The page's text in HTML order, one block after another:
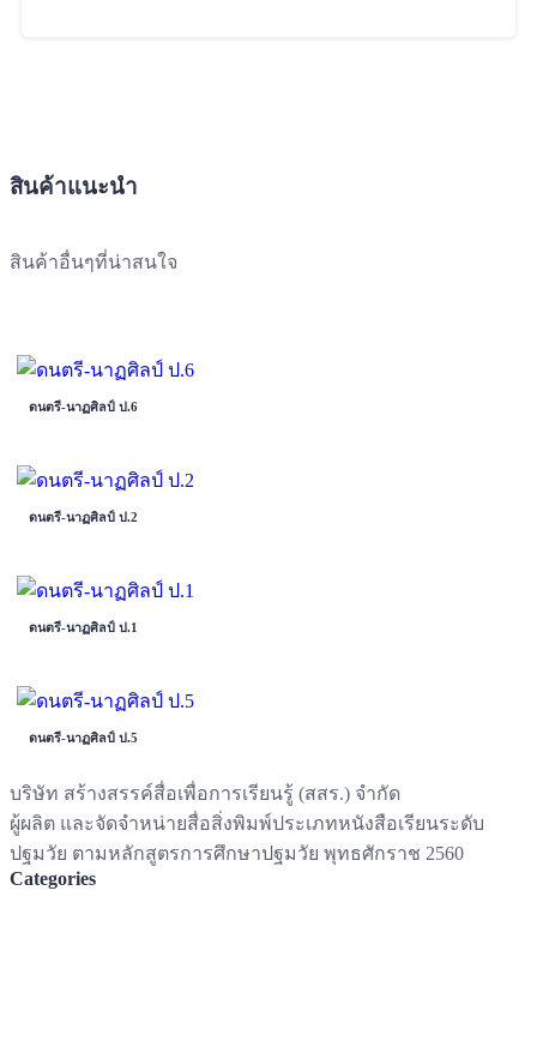
สินค้าแนะนำ
สินค้าอื่นๆที่น่าสนใจ
ดนตรี-นาฏศิลป์ ป.6
ดนตรี-นาฏศิลป์ ป.2
ดนตรี-นาฏศิลป์ ป.1
ดนตรี-นาฏศิลป์ ป.5
บริษัท สร้างสรรค์สื่อเพื่อการเรียนรู้ (สสร.) จำกัด
ผู้ผลิต และจัดจำหน่ายสื่อสิ่งพิมพ์ประเภทหนังสือเรียนระดับ
ปฐมวัย ตามหลักสูตรการศึกษาปฐมวัย พุทธศักราช 2560
Categories